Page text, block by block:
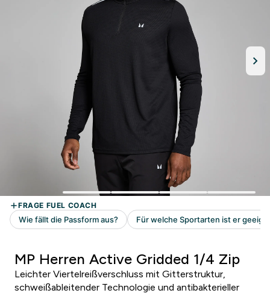
MP Herren Active Gridded 1/4 Zip
Leichter Viertelreißverschluss mit Gitterstruktur,
schweißableitender Technologie und antibakterieller